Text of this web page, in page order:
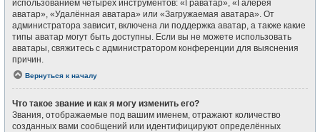
использованием четырёх инструментов: «Граватар», «Галерея
аватар», «Удалённая аватара» или «Загружаемая аватара». От
администратора зависит, включена ли поддержка аватар, а также какие
типы аватар могут быть доступны. Если вы не можете использовать
аватары, свяжитесь с администратором конференции для выяснения
причин.
Вернуться к началу
Что такое звание и как я могу изменить его?
Звания, отображаемые под вашим именем, отражают количество
созданных вами сообщений или идентифицируют определённых